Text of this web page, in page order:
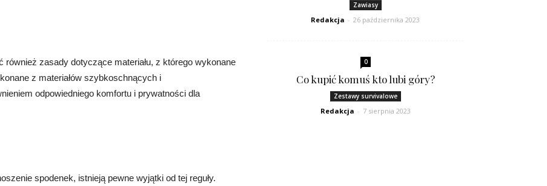
zasady dotyczące materiału, z którego wykonane
z materiałów szybkoschnących i
odpowiedniego komfortu i prywatności dla
spodenek, istnieją pewne wyjątki od tej reguły.
Zawiasy
Redakcja - 26 października 2023
0
Co kupić komuś kto lubi góry?
Zestawy survivalowe
Redakcja - 7 sierpnia 2023